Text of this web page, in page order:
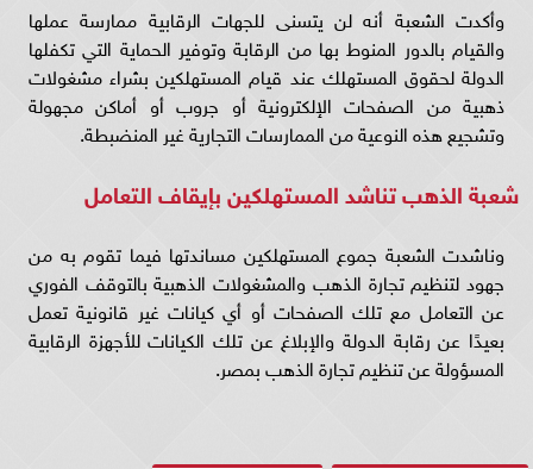
وأكدت الشعبة أنه لن يتسنى للجهات الرقابية ممارسة عملها
والقيام بالدور المنوط بها من الرقابة وتوفير الحماية التي تكفلها
الدولة لحقوق المستهلك عند قيام المستهلكين بشراء مشغولات
ذهبية من الصفحات الإلكترونية أو جروب أو أماكن مجهولة
وتشجيع هذه النوعية من الممارسات التجارية غير المنضبطة.
شعبة الذهب تناشد المستهلكين بإيقاف التعامل
وناشدت الشعبة جموع المستهلكين مساندتها فيما تقوم به من
جهود لتنظيم تجارة الذهب والمشغولات الذهبية بالتوقف الفوري
عن التعامل مع تلك الصفحات أو أي كيانات غير قانونية تعمل
بعيدًا عن رقابة الدولة والإبلاغ عن تلك الكيانات للأجهزة الرقابية
المسؤولة عن تنظيم تجارة الذهب بمصر.